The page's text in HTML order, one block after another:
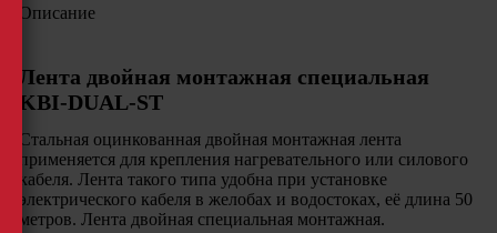
Описание
Лента двойная монтажная специальная
KBI-DUAL-ST
Cтальная оцинкованная двойная монтажная лента
применяется для крепления нагревательного или силового
кабеля. Лента такого типа удобна при установке
электрического кабеля в желобах и водостоках, её длина 50
метров. Лента двойная специальная монтажная.